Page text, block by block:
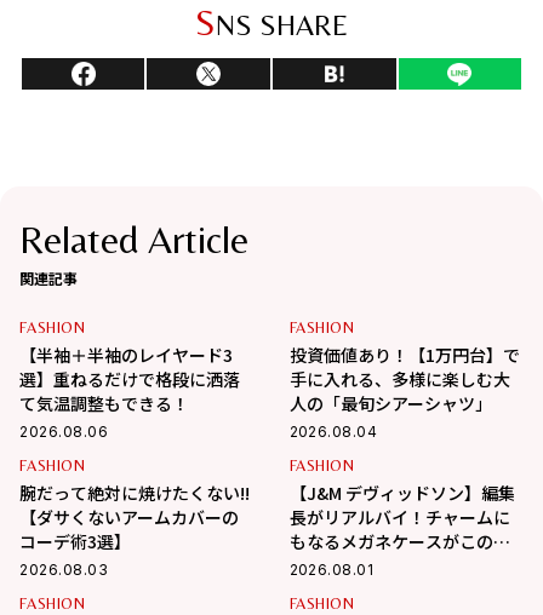
SNS SHARE
Related Article
関連記事
FASHION
【半袖＋半袖のレイヤード3
選】重ねるだけで格段に洒落
て気温調整もできる！
2026.08.06
FASHION
投資価値あり！【1万円台】で
手に入れる、多様に楽しむ大
人の「最旬シアーシャツ」
2026.08.04
FASHION
腕だって絶対に焼けたくない!!
【ダサくないアームカバーの
コーデ術3選】
2026.08.03
FASHION
【J&M デヴィッドソン】編集
長がリアルバイ！チャームに
もなるメガネケースがこの夏
大活躍の予感
2026.08.01
FASHION
FASHION